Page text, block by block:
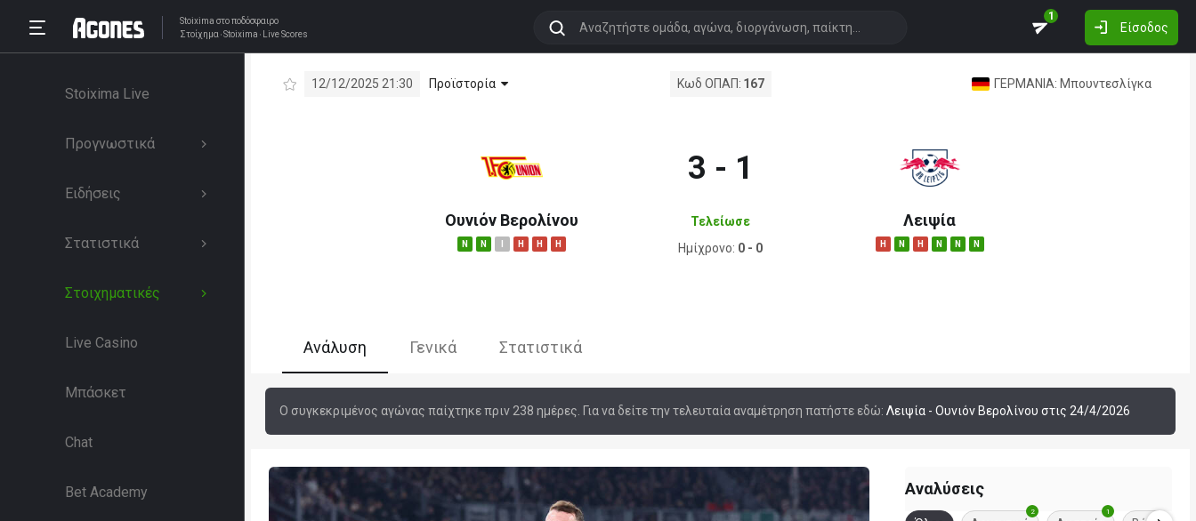
Stoixima στο ποδόσφαιρο
Στοίχημα Stoixima Live Scores
1
Είσοδος
Stoixima Live
Προγνωστικά
Ειδήσεις
Στατιστικά
Στοιχηματικές
Live Casino
Μπάσκετ
Chat
Bet Academy
12/12/2025 21:30 Προϊστορία Κωδ ΟΠΑΠ: 167 ΓΕΡΜΑΝΙΑ: Μπουντεσλίγκα
Ουνιόν Βερολίνου
N N H H H
3 - 1
Τελείωσε
Ημίχρονο: 0 - 0
Λειψία
H N H N N N
Ανάλυση Γενικά Στατιστικά
Ο συγκεκριμένος αγώνας παίχτηκε πριν 238 ημέρες. Για να δείτε την τελευταία αναμέτρηση πατήστε εδώ: Λειψία - Ουνιόν Βερολίνου στις 24/4/2026
Αναλύσεις
2 1